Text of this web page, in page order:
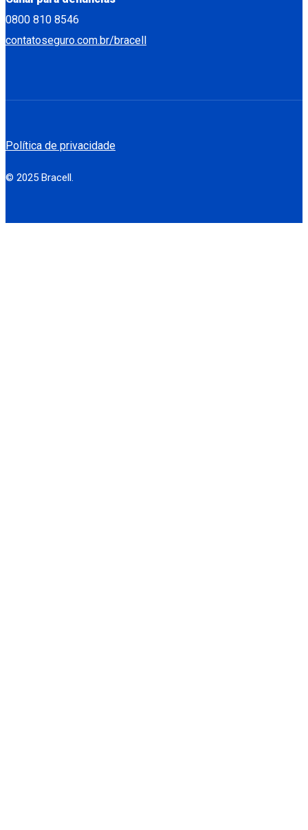
0800 810 8546
contatoseguro.com.br/bracell
Política de privacidade
© 2025 Bracell.